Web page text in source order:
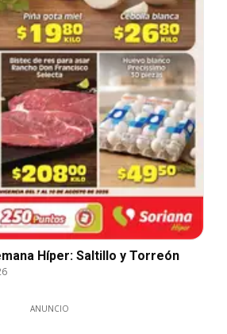
Híper: Saltillo y Torreón
ANUNCIO